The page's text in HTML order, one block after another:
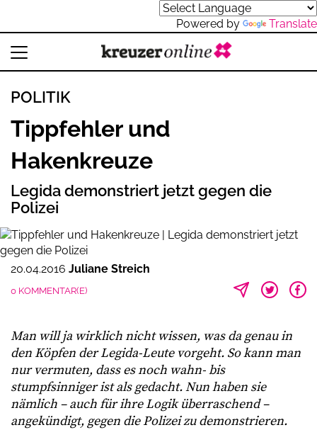
Powered by Translate
POLITIK
Tippfehler und
Hakenkreuze
Legida demonstriert jetzt gegen die
Polizei
20.04.2016 Juliane Streich
0 KOMMENTAR(E)
Man will ja wirklich nicht wissen, was da genau in
den Köpfen der Legida-Leute vorgeht. So kann man
nur vermuten, dass es noch wahn- bis
stumpfsinniger ist als gedacht. Nun haben sie
nämlich – auch für ihre Logik überraschend –
angekündigt, gegen die Polizei zu demonstrieren.